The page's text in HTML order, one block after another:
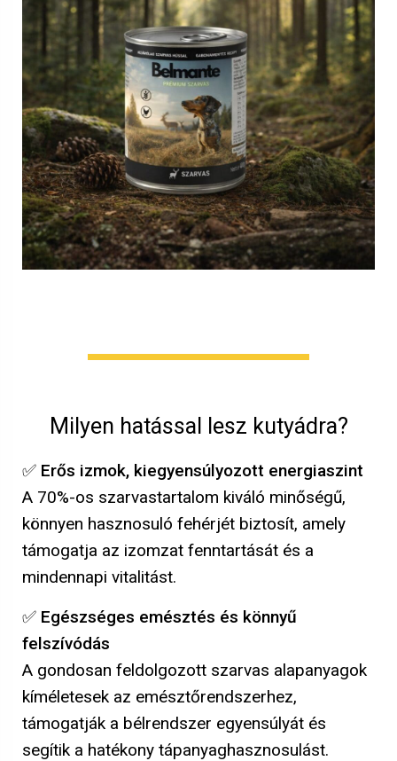
Milyen hatással lesz kutyádra?
✅ Erős izmok, kiegyensúlyozott energiaszint
A 70%-os szarvastartalom kiváló minőségű,
könnyen hasznosuló fehérjét biztosít, amely
támogatja az izomzat fenntartását és a
mindennapi vitalitást.
✅ Egészséges emésztés és könnyű
felszívódás
A gondosan feldolgozott szarvas alapanyagok
kíméletesek az emésztőrendszerhez,
támogatják a bélrendszer egyensúlyát és
segítik a hatékony tápanyaghasznosulást.